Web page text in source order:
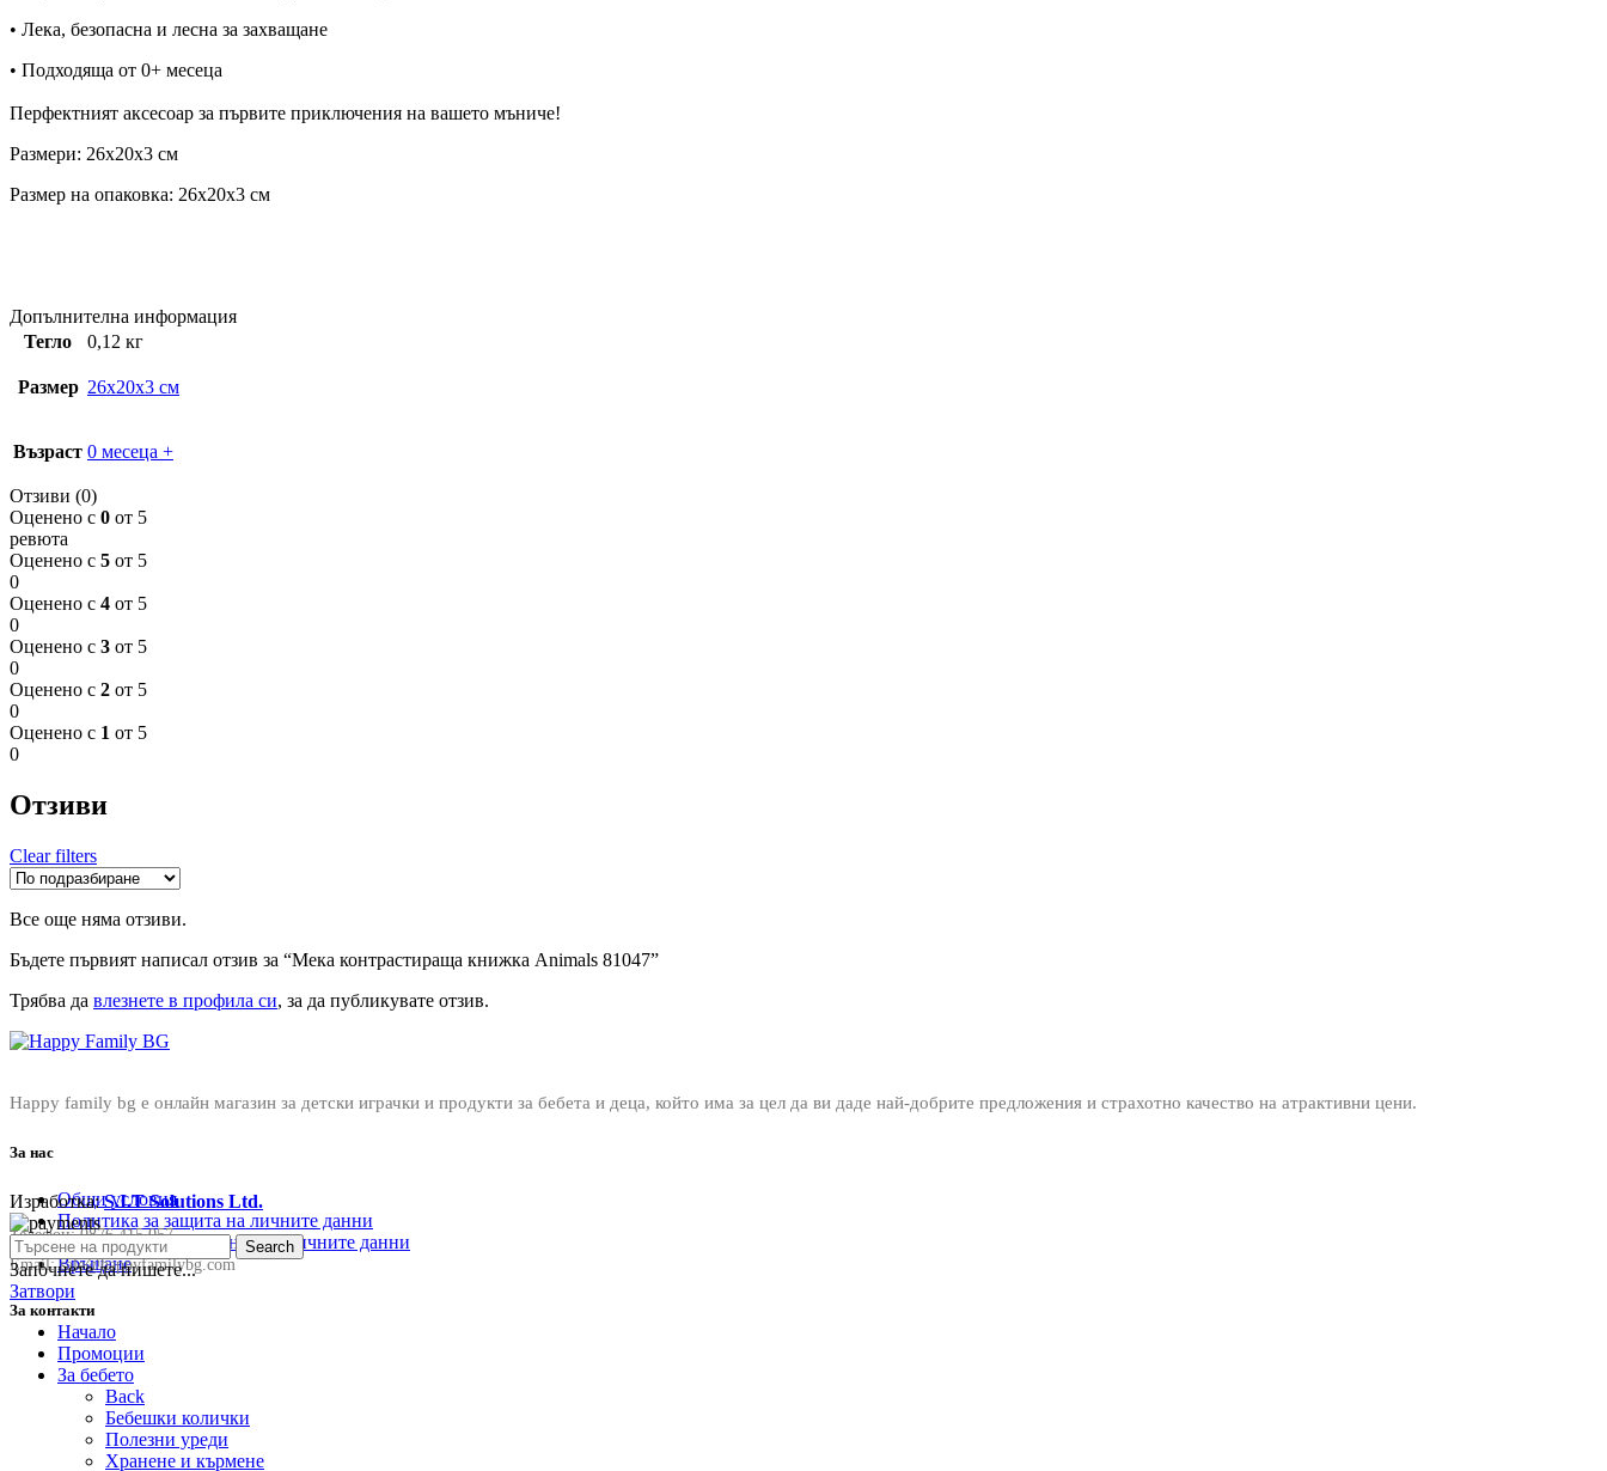
• Лека, безопасна и лесна за захващане
• Подходяща от 0+ месеца
Перфектният аксесоар за първите приключения на вашето мъниче!
Размери: 26x20x3 см
Размер на опаковка: 26x20x3 см
Допълнителна информация
Тегло
0,12 кг
Размер 26x20x3 см
Възраст 0 месеца +
Отзиви (0)
Оценено с 0 от 5
ревюта
Оценено с 5 от 5
0
Оценено с 4 от 5
0
Оценено с 3 от 5
0
Оценено с 2 от 5
0
Оценено с 1 от 5
0
Отзиви
Clear filters
Все още няма отзиви.
Бъдете първият написал отзив за “Мека контрастираща книжка Animals 81047”
Трябва да влезнете в профила си, за да публикувате отзив.
Happy family bg е онлайн магазин за детски играчки и продукти за бебета и деца, който има за цел да ви даде най-добрите предложения и страхотно качество на атрактивни цени.
За нас
Общи условия
Политика за защита на личните данни
Политика за съхранение на личните данни
Връщане
За контакти
Телефон:0876 415 057
Email:sale@happyfamilybg.com
Изработка:S.I.T Solutions Ltd.
Search
Започнете да пишете...
Затвори
Начало
Промоции
За бебето
Back
Бебешки колички
Полезни уреди
Хранене и кърмене